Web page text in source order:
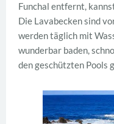
Funchal entfernt,
Die Lavabecken sind
werden täglich mit
wunderbar baden,
den geschützten Pools